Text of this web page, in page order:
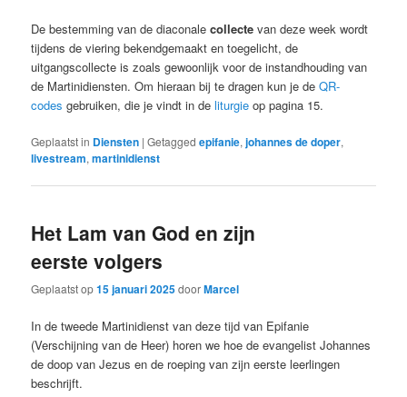
De bestemming van de diaconalecollecte van deze week wordt
tijdens de viering bekendgemaakt en toegelicht, de
uitgangscollecte is zoals gewoonlijk voor de instandhouding van
de Martinidiensten. Om hieraan bij te dragen kun je deQR-
codes gebruiken, die je vindt in deliturgie op pagina 15.
Geplaatst in Diensten |Getagged epifanie,johannes de doper,
livestream,martinidienst
Het Lam van God en zijn
eerste volgers
Geplaatst op15 januari 2025doorMarcel
In de tweede Martinidienst van deze tijd van Epifanie
(Verschijning van de Heer) horen we hoe de evangelist Johannes
de doop van Jezus en de roeping van zijn eerste leerlingen
beschrijft.